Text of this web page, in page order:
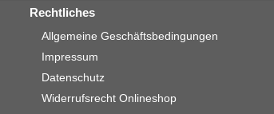
Rechtliches
Allgemeine Geschäftsbedingungen
Impressum
Datenschutz
Widerrufsrecht Onlineshop